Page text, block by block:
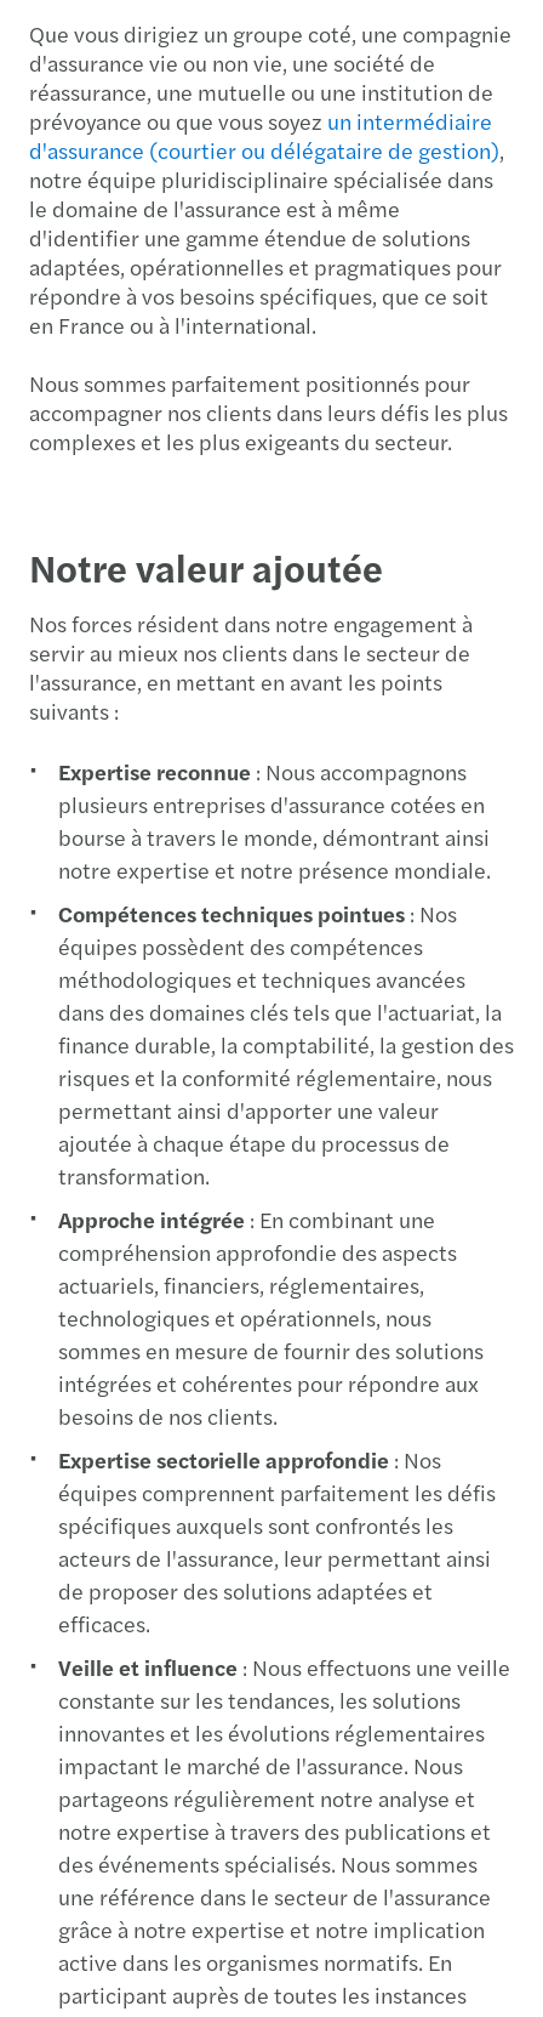
d'assurance vie ou non vie, une société de
réassurance, une mutuelle ou une institution de
prévoyance ou que vous soyezun intermédiaire
d'assurance (courtier ou délégataire de gestion)
notre équipe pluridisciplinaire spécialisée dans
le domaine de l'assurance est à même
d'identifier une gamme étendue de solutions
adaptées, opérationnelles et pragmatiques pour
répondre à vos besoins spécifiques, que ce soit
en France ou à l'international.
accompagner nos clients dans leurs défis les plus
complexes et les plus exigeants du secteur.
Notre valeur ajoutée
servir au mieux nos clients dans le secteur de
l'assurance, en mettant en avant les points
suivants :
plusieurs entreprises d'assurance cotées en
bourse à travers le monde, démontrant ainsi
notre expertise et notre présence mondiale.
équipes possèdent des compétences
méthodologiques et techniques avancées
dans des domaines clés tels que l'actuariat, la
finance durable, la comptabilité, la gestion des
risques et la conformité réglementaire, nous
permettant ainsi d'apporter une valeur
ajoutée à chaque étape du processus de
transformation.
compréhension approfondie des aspects
actuariels, financiers, réglementaires,
technologiques et opérationnels, nous
sommes en mesure de fournir des solutions
intégrées et cohérentes pour répondre aux
besoins de nos clients.
équipes comprennent parfaitement les défis
spécifiques auxquels sont confrontés les
acteurs de l'assurance, leur permettant ainsi
de proposer des solutions adaptées et
efficaces.
constante sur les tendances, les solutions
innovantes et les évolutions réglementaires
impactant le marché de l'assurance. Nous
partageons régulièrement notre analyse et
notre expertise à travers des publications et
des événements spécialisés. Nous sommes
une référence dans le secteur de l'assurance
grâce à notre expertise et notre implication
active dans les organismes normatifs. En
participant auprès de toutes les instances
(CNCC, EFRAG, Integrated reporting, AFG,...),